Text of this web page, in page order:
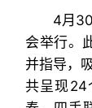
4月
会举行。
并指导，
共呈现24